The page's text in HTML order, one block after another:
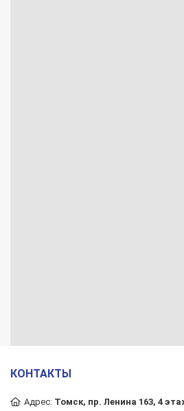
КОНТАКТЫ
Адрес: Томск, пр. Ленина 163, 4